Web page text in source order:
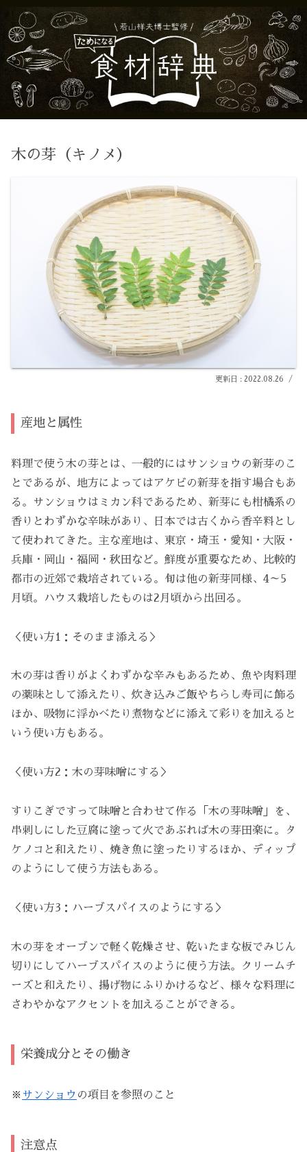
木の芽（キノメ）
2022.08.26
産地と属性
料理で使う木の芽とは、一般的にはサンショウの新芽のこ
とであるが、地方によってはアケビの新芽を指す場合もあ
る。サンショウはミカン科であるため、新芽にも柑橘系の
香りとわずかな辛味があり、日本では古くから香辛料とし
て使われてきた。主な産地は、東京・埼玉・愛知・大阪・
兵庫・岡山・福岡・秋田など。鮮度が重要なため、比較的
都市の近郊で栽培されている。旬は他の新芽同様、4～5
月頃。ハウス栽培したものは2月頃から出回る。
＜使い方1：そのまま添える＞
木の芽は香りがよくわずかな辛みもあるため、魚や肉料理
の薬味として添えたり、炊き込みご飯やちらし寿司に飾る
ほか、吸物に浮かべたり煮物などに添えて彩りを加えると
いう使い方もある。
＜使い方2：木の芽味噌にする＞
すりこぎですって味噌と合わせて作る「木の芽味噌」を、
串刺しにした 豆腐に塗って火であぶれば木の芽田楽に。タ
ケノコと和えたり、焼き魚に塗ったりするほか、ディップ
のようにして使う方法もある。
＜使い方3：ハーブスパイスのようにする＞
木の芽をオーブンで軽く乾燥させ、乾いたまな板でみじん
切りにしてハーブスパイスのように使う方法。クリームチ
ーズと和えたり、揚げ物にふりかけるなど、様々な料理に
さわやかなアクセントを加えることができる。
栄養成分とその働き
※ サンショウ の項目を参照のこと
注意点